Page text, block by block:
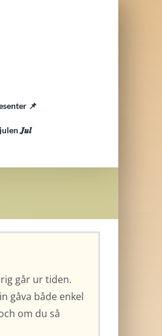
📌
𝑱𝒖𝒍
går ur tiden.
gåva både enkel
om du så